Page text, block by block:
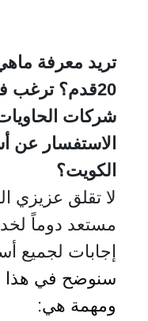
تريد معرفة
20قدم؟
شركات
الاستفسار عن
الكويت؟
لا تقلق عزيزي
مستعد دوماً
إجابات لجميع
سنوضح في هذا
ومهمة هي: